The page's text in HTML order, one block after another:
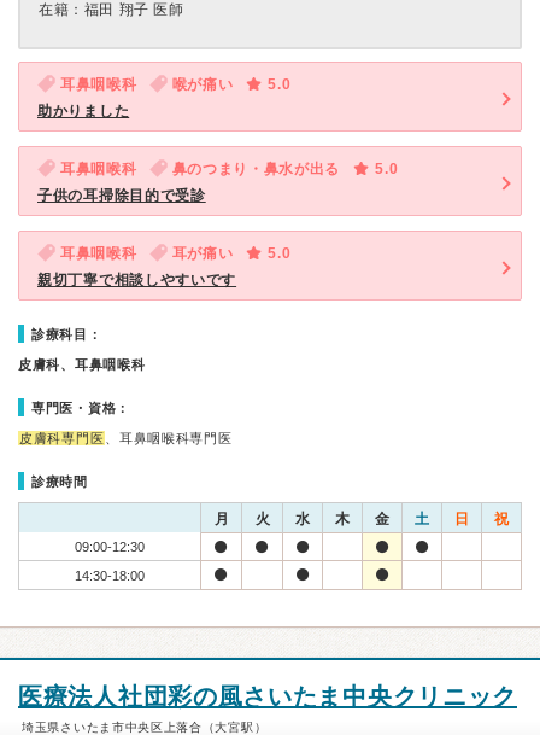
在籍：福田 翔子 医師
耳鼻咽喉科 喉が痛い
5.0
助かりました
耳鼻咽喉科 鼻のつまり・鼻水が出る
5.0
子供の耳掃除目的で受診
耳鼻咽喉科 耳が痛い
5.0
親切丁寧で相談しやすいです
診療科目：
皮膚科、耳鼻咽喉科
専門医・資格：
皮膚科専門医 、耳鼻咽喉科専門医
診療時間
月 火 水 木 金 土 日 祝
09:00-12:30
14:30-18:00
医療法人社団彩の風さいたま中央クリニック
埼玉県さいたま市中央区上落合（大宮駅）